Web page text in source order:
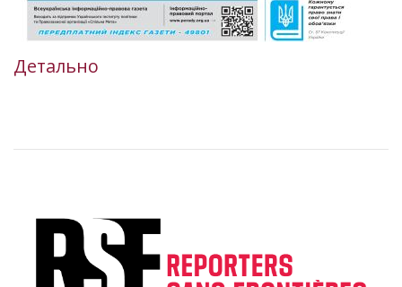
Детально